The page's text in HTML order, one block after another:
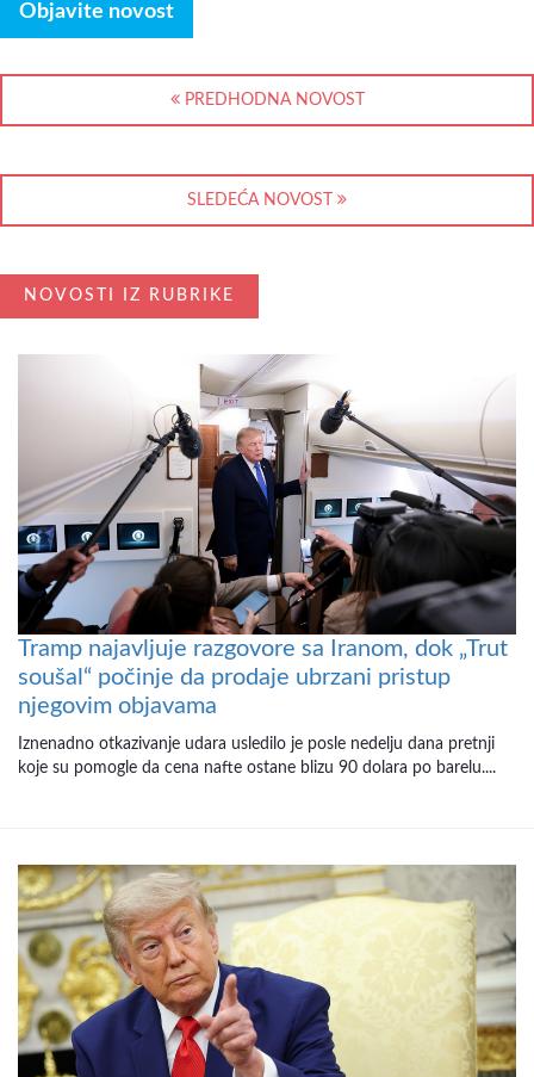
Objavite novost
PREDHODNA NOVOST
SLEDEĆA NOVOST
NOVOSTI IZ RUBRIKE
Tramp najavljuje razgovore sa Iranom, dok „Trut
soušal“ počinje da prodaje ubrzani pristup
njegovim objavama
Iznenadno otkazivanje udara usledilo je posle nedelju dana pretnji
koje su pomogle da cena nafte ostane blizu 90 dolara po barelu....